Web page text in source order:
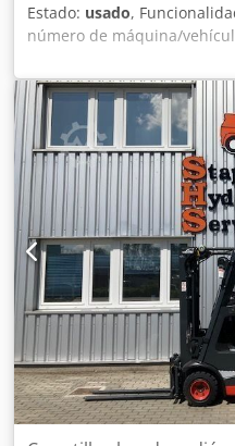
Estado: usado,
número de máquina/
, horas
capacidad de carga:1.600
mm
, ascensor libre: 2.300
eléctrico
, tipo de mástil:
3.430 mm, peso en vacío:
Elektro , Carretilla retráctil
P21120G00249 Tipo de
Aphea Estado: Listo para
funcional Estado técnico:
Descripción: Linde R16HD-
construcción: 2016 Horas
dispositivo está
técnicamente normal.
previa reservada. Si no ha
en contacto con nosotros.
otros aparatos en el sitio.
válvula,